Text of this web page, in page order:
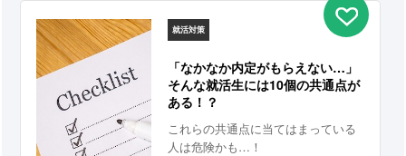
就活対策
「なかなか内定がもらえない…」
そんな就活生には10個の共通点が
ある！？
これらの共通点に当てはまっている
人は危険かも…！